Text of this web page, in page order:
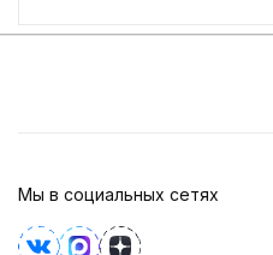
Мы в социальных сетях